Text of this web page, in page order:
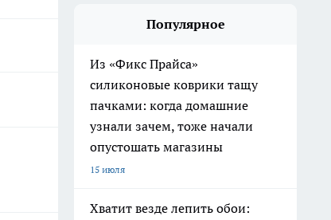
Популярное
Из «Фикс Прайса»
силиконовые коврики тащу
пачками: когда домашние
узнали зачем, тоже начали
опустошать магазины
15 июля
Хватит везде лепить обои: